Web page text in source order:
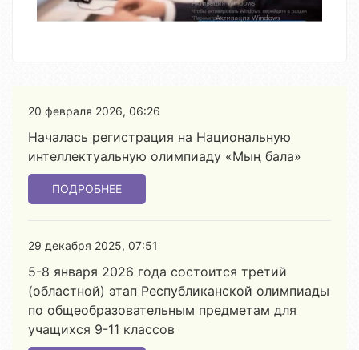
20 февраля 2026, 06:26
Началась регистрация на Национальную
интеллектуальную олимпиаду «Мың бала»
ПОДРОБНЕЕ
29 декабря 2025, 07:51
5-8 января 2026 года состоится третий
(областной) этап Республиканской олимпиады
по общеобразовательным предметам для
учащихся 9-11 классов